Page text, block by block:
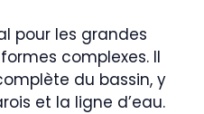
pour les grandes
complexes. Il
du bassin, y
et la ligne d’eau.